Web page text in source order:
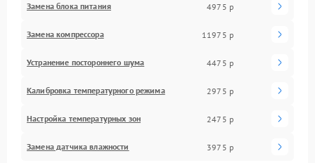
Замена блока питания 4975 р
Замена компрессора 11975 р
Устранение постороннего шума 4475 р
Калибровка температурного режима 2975 р
Настройка температурных зон 2475 р
Замена датчика влажности 3975 р